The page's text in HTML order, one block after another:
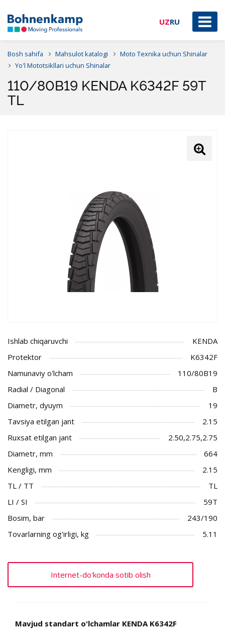
UZRU
Bosh sahifa Mahsulot katalogi
Moto Texnika uchun Shinalar
Yo'l Mototsikllari uchun Shinalar
110/80B19 KENDA K6342F 59T
TL
Ishlab chiqaruvchi
KENDA
Protektor
K6342F
Namunaviy o'lcham
110/80B19
Radial / Diagonal
B
Diametr, dyuym
19
Tavsiya etilgan jant
2.15
Ruxsat etilgan jant
2.50,2.75,2.75
Diametr, mm
664
Kengligi, mm
2.15
TL / TT
TL
LI / SI
59T
Bosim, bar
243/190
Tovarlarning og'irligi, kg
5.11
Internet-do'konda sotib olish
Mavjud standart o'lchamlar KENDA K6342F